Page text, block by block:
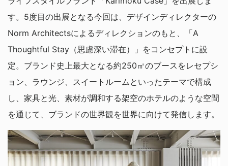
す。5度目の出展となる今回は、デザインディレクターの
Norm Architectsによるディレクションのもと、「A
Thoughtful Stay（思慮深い滞在）」をコンセプトに設
定。ブランド史上最大となる約250㎡のブースをレセプシ
ョン、ラウンジ、スイートルームといったテーマで構成
し、家具と光、素材が調和する架空のホテルのような空間
を通じて、ブランドの世界観を世界に向けて発信します。